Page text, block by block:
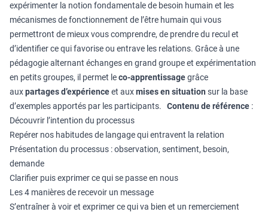
expérimenter la notion fondamentale de besoin humain et les
mécanismes de fonctionnement de l’être humain qui vous
permettront de mieux vous comprendre, de prendre du recul et
d’identifier ce qui favorise ou entrave les relations. Grâce à une
pédagogie alternant échanges en grand groupe et expérimentation
en petits groupes, il permet leco-apprentissagegrâce
auxpartages d’expérienceet auxmises en situation sur la base
d’exemples apportés par les participants. Contenu de référence :
Découvrir l’intention du processus
Repérer nos habitudes de langage qui entravent la relation
Présentation du processus : observation, sentiment, besoin,
demande
Clarifier puis exprimer ce qui se passe en nous
Les 4 manières de recevoir un message
S’entraîner à voir et exprimer ce qui va bien et un remerciement